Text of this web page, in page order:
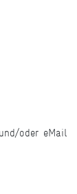
oder eMail